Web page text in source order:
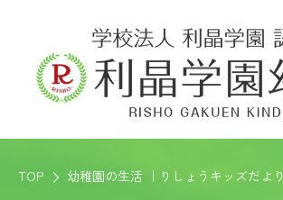
TOP 幼稚園の生活 ｜りしょうキッズだより